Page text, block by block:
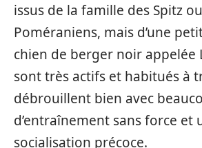
issus de la famille des Spitz
Poméraniens, mais d’une
chien de berger noir appelée
sont très actifs et habitués à
débrouillent bien avec
d’entraînement sans force et
socialisation précoce.